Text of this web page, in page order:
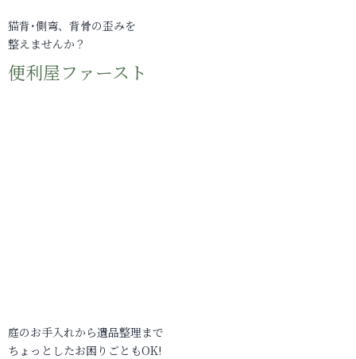
猫背･側弯、背骨の歪みを
整えませんか？
便利屋ファースト
庭のお手入れから遺品整理まで
ちょっとしたお困りごともOK!